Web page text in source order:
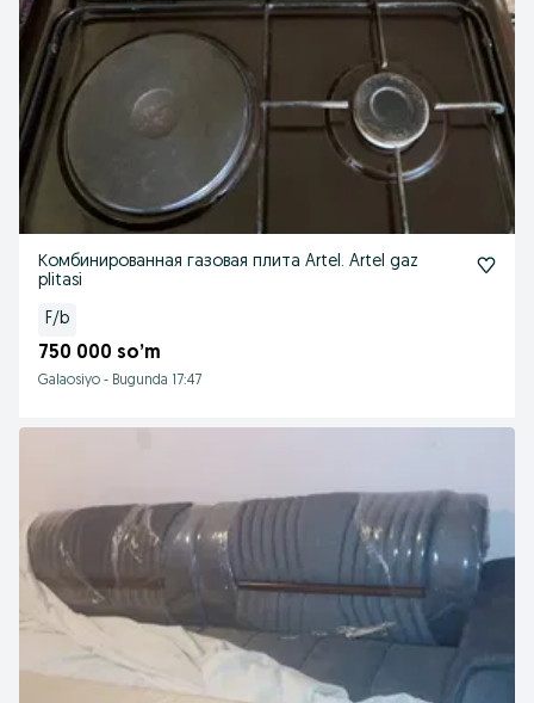
Комбинированная газовая плита Artel. Artel gaz
plitasi
F/b
750 000 so’m
Galaosiyo - Bugunda 17:47